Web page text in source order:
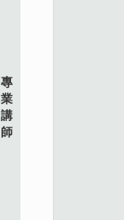
專
業
講
師